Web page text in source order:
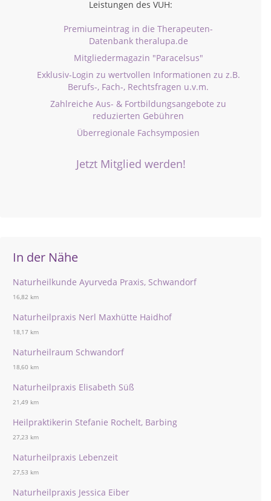
Leistungen des VUH:
Premiumeintrag in die Therapeuten-
Datenbank theralupa.de
Mitgliedermagazin "Paracelsus"
Exklusiv-Login zu wertvollen Informationen zu z.B.
Berufs-, Fach-, Rechtsfragen u.v.m.
Zahlreiche Aus- & Fortbildungsangebote zu
reduzierten Gebühren
Überregionale Fachsymposien
Jetzt Mitglied werden!
In der Nähe
Naturheilkunde Ayurveda Praxis, Schwandorf
16,82 km
Naturheilpraxis Nerl Maxhütte Haidhof
18,17 km
Naturheilraum Schwandorf
18,60 km
Naturheilpraxis Elisabeth Süß
21,49 km
Heilpraktikerin Stefanie Rochelt, Barbing
27,23 km
Naturheilpraxis Lebenzeit
27,53 km
Naturheilpraxis Jessica Eiber